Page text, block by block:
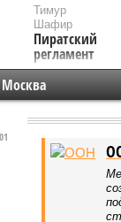
Тимур
Шафир
Пиратский
регламент
Москва